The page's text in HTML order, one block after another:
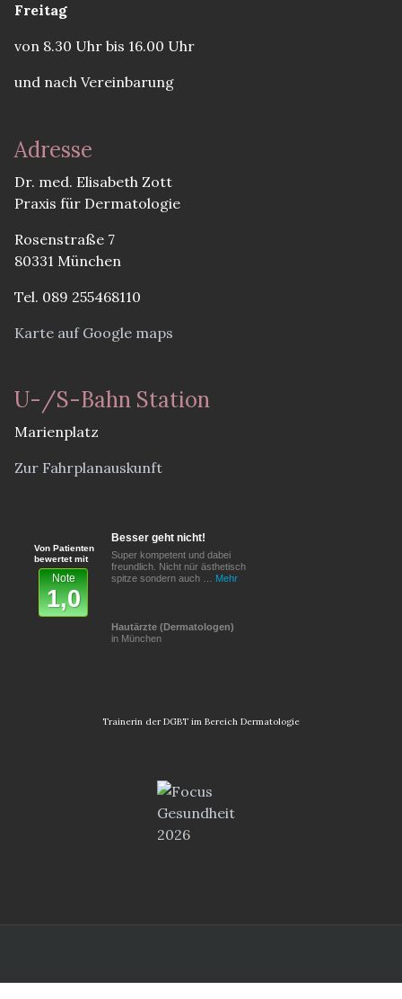
Freitag
von 8.30 Uhr bis 16.00 Uhr
und nach Vereinbarung
Adresse
Dr. med. Elisabeth Zott
Praxis für Dermatologie
Rosenstraße 7
80331 München
Tel. 089 255468110
Karte auf Google maps
U-/S-Bahn Station
Marienplatz
Zur Fahrplanauskunft
Besser geht nicht!
Super kompetent und dabei
freundlich. Nicht nür ästhetisch
spitze sondern auch … Mehr
Hautärzte (Dermatologen)
in München
Von Patienten
bewertet mit
Note
1,0
Trainerin der DGBT im Bereich Dermatologie